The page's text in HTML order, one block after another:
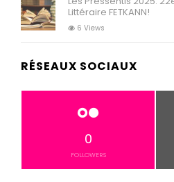
Littéraire FETKANN!
6 Views
RÉSEAUX SOCIAUX
0
FOLLOWERS